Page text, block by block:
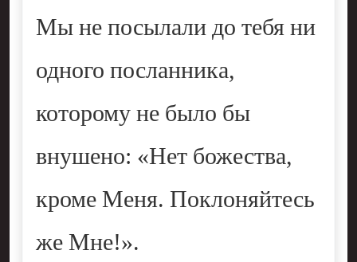
Мы не посылали до тебя ни
одного посланника,
которому не было бы
внушено: «Нет божества,
кроме Меня. Поклоняйтесь
же Мне!».